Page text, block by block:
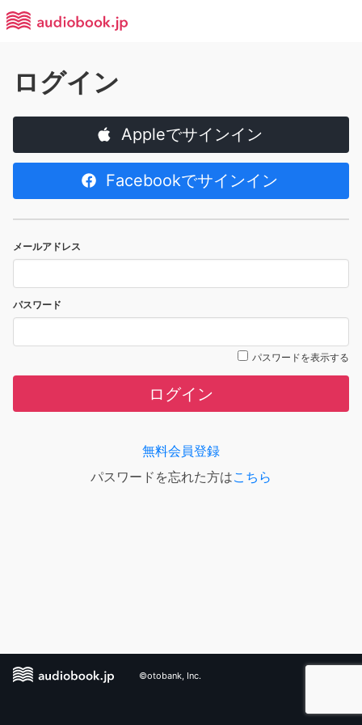
ログイン
Appleでサインイン
Facebookでサインイン
メールアドレス
パスワード
パスワードを表示する
ログイン
無料会員登録
パスワードを忘れた方はこちら
©otobank, Inc.